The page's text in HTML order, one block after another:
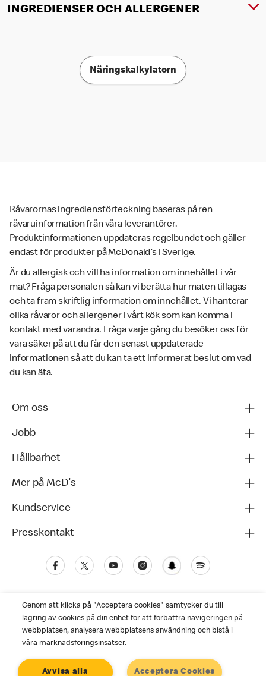
INGREDIENSER OCH ALLERGENER
Näringskalkylatorn
Råvarornas ingrediensförteckning baseras på ren
råvaruinformation från våra leverantörer.
Produktinformationen uppdateras regelbundet och gäller
endast för produkter på McDonald’s i Sverige.
Är du allergisk och vill ha information om innehållet i vår
mat? Fråga personalen så kan vi berätta hur maten tillagas
och ta fram skriftlig information om innehållet. Vi hanterar
olika råvaror och allergener i vårt kök som kan komma i
kontakt med varandra. Fråga varje gång du besöker oss för
vara säker på att du får den senast uppdaterade
informationen så att du kan ta ett informerat beslut om vad
du kan äta.
Om oss
Jobb
Hållbarhet
Mer på McD's
Kundservice
Presskontakt
Kundservice
Genom att klicka på "Acceptera cookies" samtycker du till
lagring av cookies på din enhet för att förbättra navigeringen på
webbplatsen, analysera webbplatsens användning och bistå i
våra marknadsföringsinsatser.
Acceptera Cookies
Avvisa alla